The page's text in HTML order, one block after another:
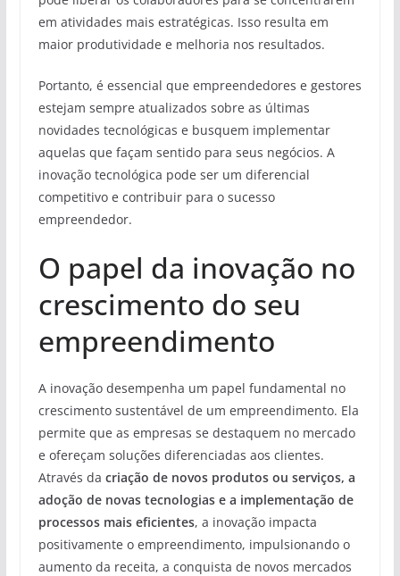
em atividades mais estratégicas. Isso resulta em
maior produtividade e melhoria nos resultados.
Portanto, é essencial que empreendedores e gestores
estejam sempre atualizados sobre as últimas
novidades tecnológicas e busquem implementar
aquelas que façam sentido para seus negócios. A
inovação tecnológica pode ser um diferencial
competitivo e contribuir para o sucesso
empreendedor.
O papel da inovação no
crescimento do seu
empreendimento
A inovação desempenha um papel fundamental no
crescimento sustentável de um empreendimento. Ela
permite que as empresas se destaquem no mercado
e ofereçam soluções diferenciadas aos clientes.
Através da criação de novos produtos ou serviços, a
adoção de novas tecnologias e a implementação de
processos mais eficientes, a inovação impacta
positivamente o empreendimento, impulsionando o
aumento da receita, a conquista de novos mercados